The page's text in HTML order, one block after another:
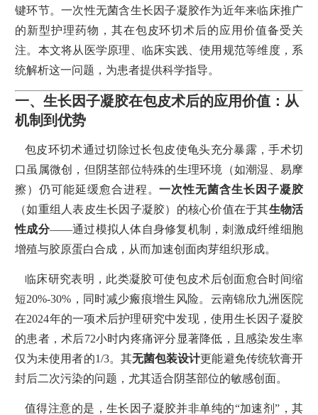
键环节。一次性无菌含生长因子凝胶作为近年来临床推广
的新型护理药物，其在包皮环切术后的应用价值备受关
注。本文将从医学原理、临床实践、使用规范等维度，系
统解析这一问题，为患者提供科学指导。
一、生长因子凝胶在包皮术后的应用价值：从
机制到优势
包皮环切术通过切除过长包皮使龟头充分暴露，手术切
口虽属微创，但阴茎部位特殊的生理环境（如潮湿、易摩
擦）仍可能延缓愈合进程。一次性无菌含生长因子凝胶
（如重组人表皮生长因子凝胶）的核心价值在于其生物活
性成分——通过模拟人体自身修复机制，刺激成纤维细胞
增殖与胶原蛋白合成，从而加速创面肉芽组织形成。
临床研究表明，此类凝胶可使包皮术后创面愈合时间缩
短20%-30%，同时减少瘢痕增生风险。云南锦欣九洲医院
在2024年的一项术后护理研究中发现，使用生长因子凝胶
的患者，术后72小时内疼痛评分显著降低，且感染发生率
仅为未使用者的1/3。其无菌包装设计更能避免传统软膏开
封后二次污染的问题，尤其适合阴茎部位的敏感创面。
值得注意的是，生长因子凝胶并非单纯的“加速剂”，其